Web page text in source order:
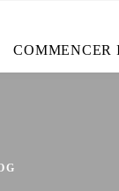
COMMENCER